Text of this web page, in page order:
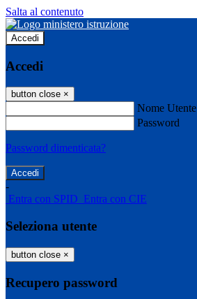
Salta al contenuto
Accedi
Accedi
button close ×
Nome Utente
Password
Password dimenticata?
-
Entra con SPID Entra con CIE
Seleziona utente
button close ×
Recupero password